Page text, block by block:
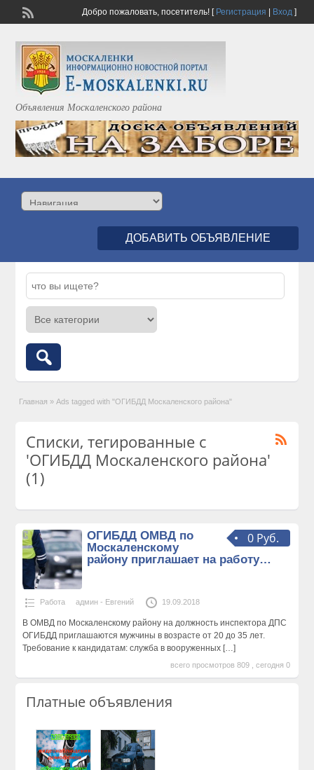
Добро пожаловать, посетитель![ Регистрация Вход]
Объявления Москаленского района
ДОБАВИТЬ ОБЪЯВЛЕНИЕ
Главная » Ads tagged with "ОГИБДД Москаленского района"
Списки, тегированные с
'ОГИБДД Москаленского района'
(1)
0 Руб.
ОГИБДД ОМВД по
Москаленскому
району приглашает на работу…
Работа админ - Евгений 19.09.2018
В ОМВД по Москаленскому району на должность инспектора ДПС
ОГИБДД приглашаются мужчины в возрасте от 20 до 35 лет.
Требование к кандидатам: служба в вооруженных […]
всего просмотров 809 , сегодня 0
Платные объявления